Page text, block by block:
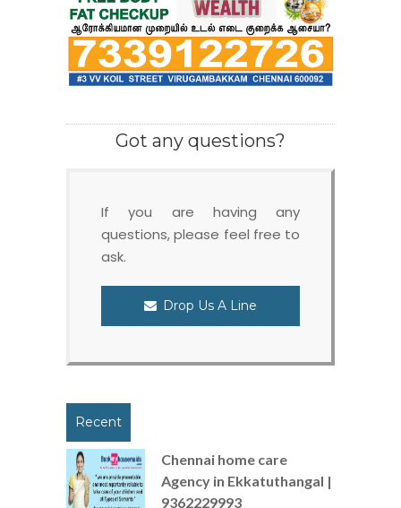
Got any questions?
If you are having any
questions, please feel free to
ask.
Drop Us A Line
Recent
Chennai home care
Agency in Ekkatuthangal |
9362229993